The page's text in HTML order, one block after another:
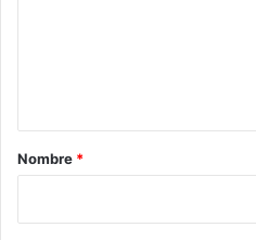
rNombre *